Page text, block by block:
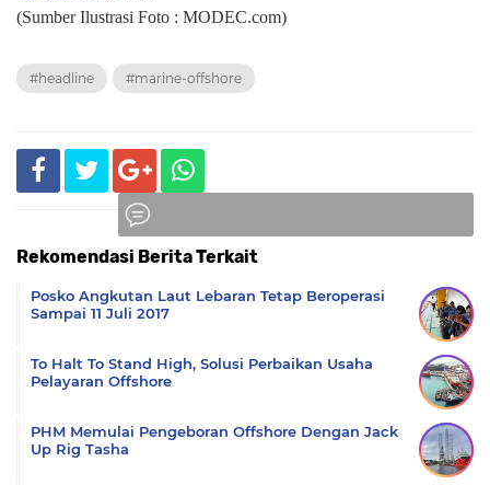
(Sumber Ilustrasi Foto : MODEC.com)
#headline #marine-offshore
Rekomendasi Berita Terkait
Posko Angkutan Laut Lebaran Tetap Beroperasi
Sampai 11 Juli 2017
To Halt To Stand High, Solusi Perbaikan Usaha
Pelayaran Offshore
PHM Memulai Pengeboran Offshore Dengan Jack
Up Rig Tasha